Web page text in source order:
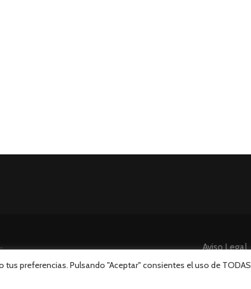
Aviso Legal
preferencias. Pulsando "Aceptar" consientes el uso de TODAS